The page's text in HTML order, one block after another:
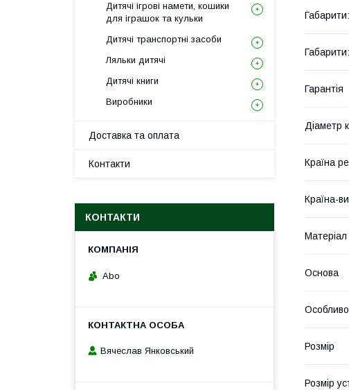
Гарантія
Діаметр
Країна
Країна-
Матеріал
Основа
Розмір
Розмір
Дитячі ігрові намети, кошики
для іграшок та кульки
Дитячі транспортні засоби
Ляльки дитячі
Дитячі книги
Виробники
Доставка та оплата
Контакти
КОНТАКТИ
Abo
Вячеслав Янковський